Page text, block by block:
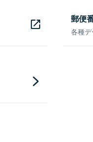
郵便
各種